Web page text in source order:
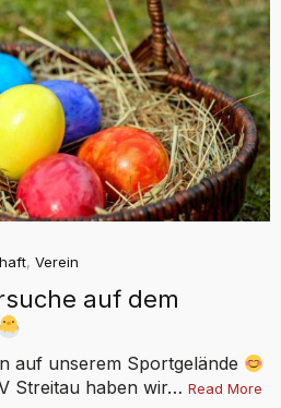
, Verein
auf dem
auf unserem Sportgelände
Streitau haben wir… Read More